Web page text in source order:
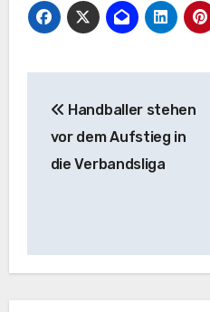
Handballer stehen
vor dem Aufstieg in
die Verbandsliga